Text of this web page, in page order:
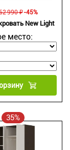
New Light
место:
990 ₽-45%
35%